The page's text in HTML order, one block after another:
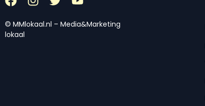
© MMlokaal.nl – Media&Marketing
lokaal